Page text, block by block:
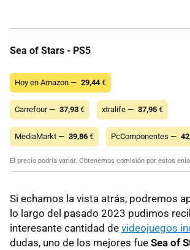
Sea of Stars - PS5
Hoy en Amazon — 29,44€
Carrefour — 37,93 € xtralife — 37,95 €
MediaMarkt — 39,86 € PcComponentes —
El precio podría variar. Obtenemos comisión por estos
Si echamos la vista atrás, podremos
lo largo del pasado 2023 pudimos
interesante cantidad de videojuegos
dudas, uno de los mejores fue Sea of